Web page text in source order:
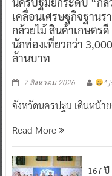
เคลื่อนเศรษฐกิจฐาน
กล้วยไม้ สินค้าเกษตร
นักท่องเที่ยวกว่า
ล้านบาท
7 สิงหาคม 2026 ^
จังหวัดนครปฐม เดินหน้า
Read More
167 ปี